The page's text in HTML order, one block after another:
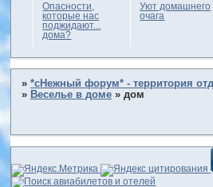
Опасности,
которые нас
поджидают...
дома?
Уют домашнего
очага
»*сНежный форум* - территория
» Веселье в доме »дом